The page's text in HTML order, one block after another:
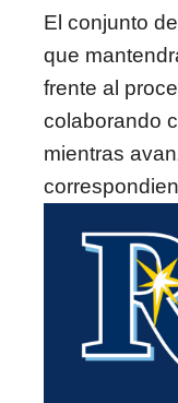
El conjunto de
que
frente al
colaborando
mientras